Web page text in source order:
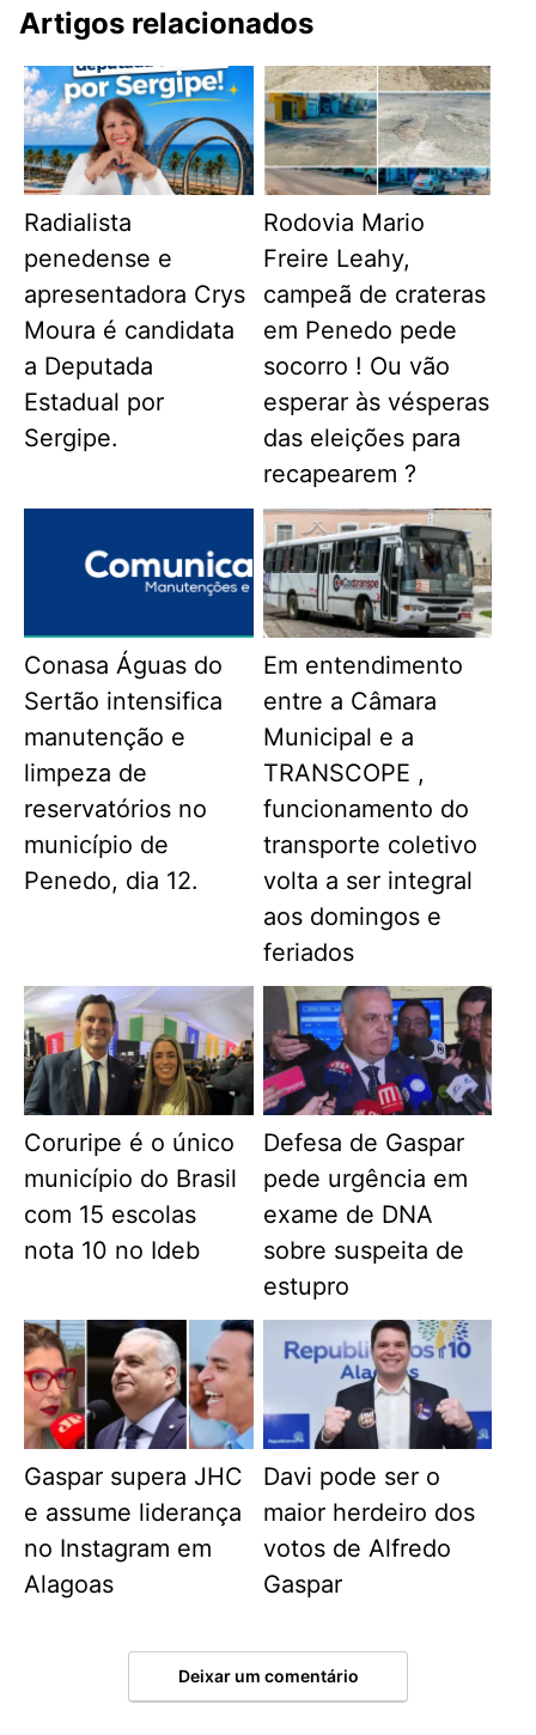
Artigos relacionados
Radialista
penedense e
apresentadora Crys
Moura é candidata
a Deputada
Estadual por
Sergipe.
Rodovia Mario
Freire Leahy,
campeã de crateras
em Penedo pede
socorro ! Ou vão
esperar às vésperas
das eleições para
recapearem ?
Conasa Águas do
Sertão intensifica
manutenção e
limpeza de
reservatórios no
município de
Penedo, dia 12.
Em entendimento
entre a Câmara
Municipal e a
TRANSCOPE ,
funcionamento do
transporte coletivo
volta a ser integral
aos domingos e
feriados
Coruripe é o único
município do Brasil
com 15 escolas
nota 10 no Ideb
Defesa de Gaspar
pede urgência em
exame de DNA
sobre suspeita de
estupro
Gaspar supera JHC
e assume liderança
no Instagram em
Alagoas
Davi pode ser o
maior herdeiro dos
votos de Alfredo
Gaspar
Deixar um comentário